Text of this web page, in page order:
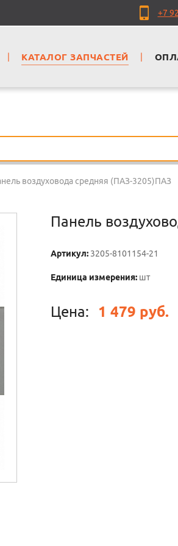
воздуховода средняя (ПАЗ-3205)ПАЗ
Панель
Артикул: 3205-8101154-21
Единица измерения: шт
Цена: 1 479 руб.
+7
КАТАЛОГ ЗАПЧАСТЕЙ